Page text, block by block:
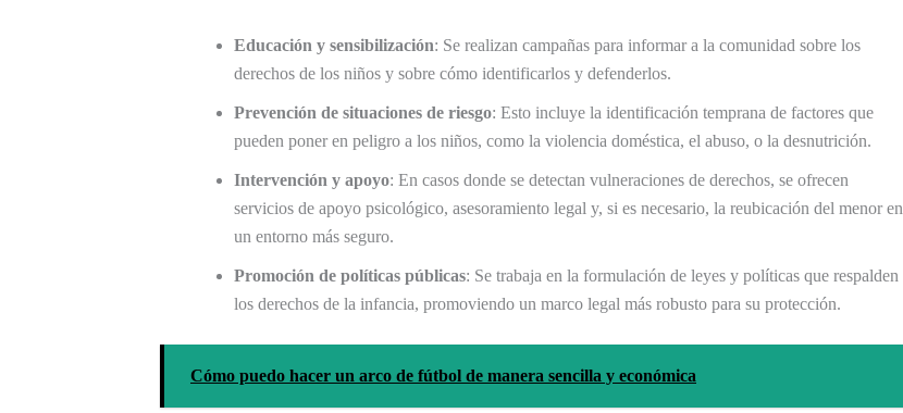
Educación y sensibilización: Se realizan campañas para informar a la comunidad sobre los
derechos de los niños y sobre cómo identificarlos y defenderlos.
Prevención de situaciones de riesgo: Esto incluye la identificación temprana de factores que
pueden poner en peligro a los niños, como la violencia doméstica, el abuso, o la desnutrición.
Intervención y apoyo: En casos donde se detectan vulneraciones de derechos, se ofrecen
servicios de apoyo psicológico, asesoramiento legal y, si es necesario, la reubicación del menor en
un entorno más seguro.
Promoción de políticas públicas: Se trabaja en la formulación de leyes y políticas que respalden
los derechos de la infancia, promoviendo un marco legal más robusto para su protección.
Cómo puedo hacer un arco de fútbol de manera sencilla y económica